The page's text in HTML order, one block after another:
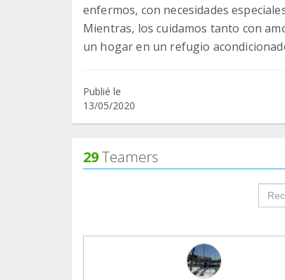
enfermos, con necesidades
Mientras, los cuidamos tanto con
un hogar en un refugio
Publié le
13/05/2020
29Teamers